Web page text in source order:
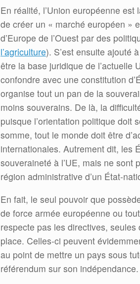
En réalité, l’Union européenne est
de créer un « marché européen »
d’Europe de l’Ouest par des
l’agriculture). S’est ensuite ajouté
être la base juridique de l’actuelle
confondre avec une constitution
organise tout un pan de la
moins souverains. De là, la
puisque l’orientation politique doit
somme, tout le monde doit être
internationales. Autrement dit, les
souveraineté à l’UE, mais ne
région administrative d’un État-
En fait, le seul pouvoir que
de force armée européenne ou
respecte pas les directives,
place. Celles-ci peuvent
au point de mettre un pays sous
référendum sur son indépendance.